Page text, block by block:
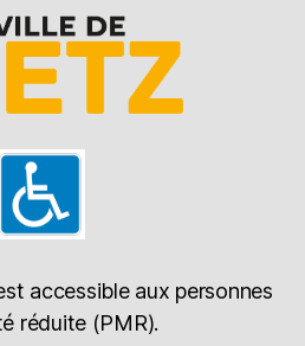
accessible aux personnes
réduite (PMR).